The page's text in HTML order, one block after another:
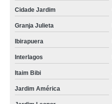
Cidade Jardim
Granja Julieta
Ibirapuera
Interlagos
Itaim Bibi
Jardim América